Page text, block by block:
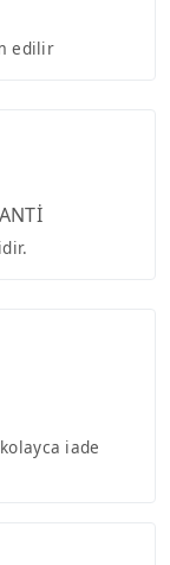
edilir
iade